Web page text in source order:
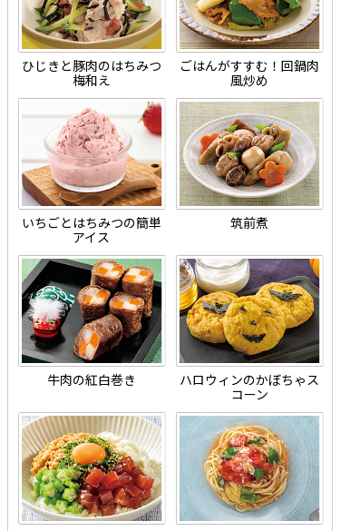
ひじきと豚肉のはちみつ
梅和え
ごはんがすすむ！回鍋肉
風炒め
いちごとはちみつの簡単
アイス
筑前煮
牛肉の紅白巻き
ハロウィンのかぼちゃス
コーン